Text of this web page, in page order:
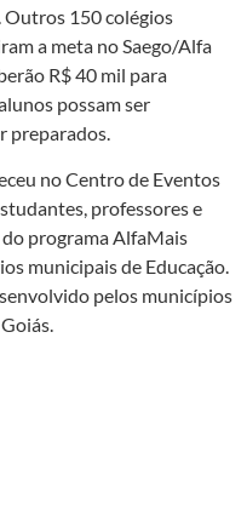
Outros 150 colégios
a meta no Saego/Alfa
R$ 40 mil para
possam ser
preparados.
no Centro de Eventos
professores e
programa AlfaMais
municipais de Educação.
pelos municípios